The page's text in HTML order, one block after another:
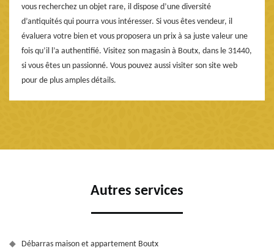
vous recherchez un objet rare, il dispose d’une diversité
d’antiquités qui pourra vous intéresser. Si vous êtes vendeur, il
évaluera votre bien et vous proposera un prix à sa juste valeur une
fois qu’il l’a authentifié. Visitez son magasin à Boutx, dans le 31440,
si vous êtes un passionné. Vous pouvez aussi visiter son site web
pour de plus amples détails.
Autres services
Débarras maison et appartement Boutx